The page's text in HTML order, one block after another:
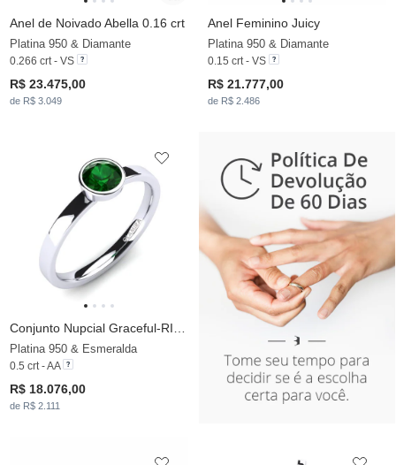
Anel de Noivado Abella 0.16 crt
Platina 950 & Diamante
0.266 crt - VS
R$ 23.475,00
de R$ 3.049
Anel Feminino Juicy
Platina 950 & Diamante
0.15 crt - VS
R$ 21.777,00
de R$ 2.486
Platina 950 & Esmeralda
0.5 crt - AA
R$ 18.076,00
de R$ 2.111